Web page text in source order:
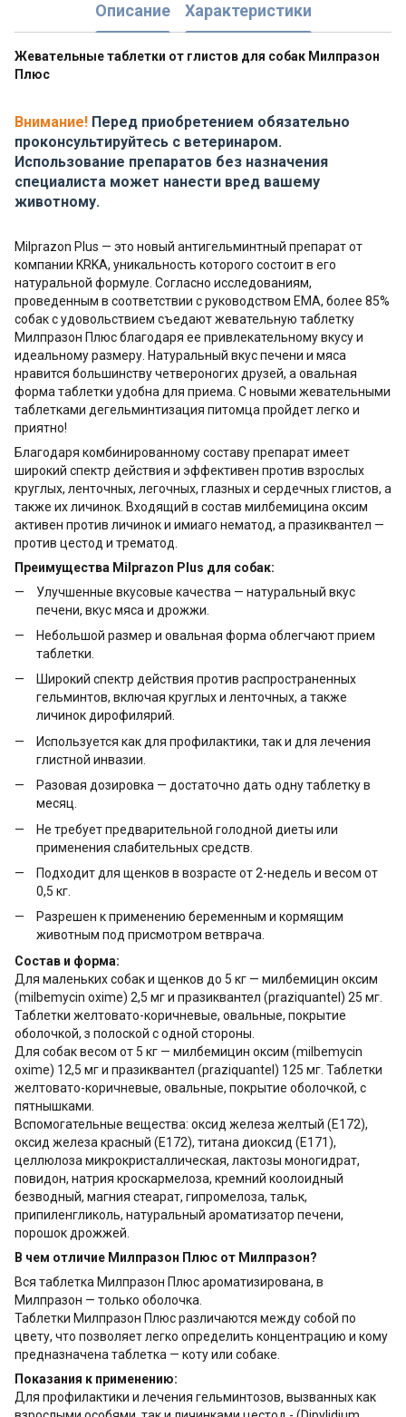
Описание Характеристики
Жевательные таблетки от глистов для собак Милпразон
Плюс
Внимание! Перед приобретением обязательно
проконсультируйтесь с ветеринаром.
Использование препаратов без назначения
специалиста может нанести вред вашему
животному.
Milprazon Plus — это новый антигельминтный препарат от
компании KRKA, уникальность которого состоит в его
натуральной формуле. Согласно исследованиям,
проведенным в соответствии с руководством EMA, более 85%
собак с удовольствием съедают жевательную таблетку
Милпразон Плюс благодаря ее привлекательному вкусу и
идеальному размеру. Натуральный вкус печени и мяса
нравится большинству четвероногих друзей, а овальная
форма таблетки удобна для приема. С новыми жевательными
таблетками дегельминтизация питомца пройдет легко и
приятно!
Благодаря комбинированному составу препарат имеет
широкий спектр действия и эффективен против взрослых
круглых, ленточных, легочных, глазных и сердечных глистов, а
также их личинок. Входящий в состав милбемицина оксим
активен против личинок и имиаго нематод, а празиквантел —
против цестод и трематод.
Преимущества Milprazon Plus для собак:
Улучшенные вкусовые качества — натуральный вкус
печени, вкус мяса и дрожжи.
Небольшой размер и овальная форма облегчают прием
таблетки.
Широкий спектр действия против распространенных
гельминтов, включая круглых и ленточных, а также
личинок дирофилярий.
Используется как для профилактики, так и для лечения
глистной инвазии.
Разовая дозировка — достаточно дать одну таблетку в
месяц.
Не требует предварительной голодной диеты или
применения слабительных средств.
Подходит для щенков в возрасте от 2-недель и весом от
0,5 кг.
Разрешен к применению беременным и кормящим
животным под присмотром ветврача.
Состав и форма:
Для маленьких собак и щенков до 5 кг — милбемицин оксим
(milbemycin oxime) 2,5 мг и празиквантел (praziquantel) 25 мг.
Таблетки желтовато-коричневые, овальные, покрытие
оболочкой, з полоской с одной стороны.
Для собак весом от 5 кг — милбемицин оксим (milbemycin
oxime) 12,5 мг и празиквантел (praziquantel) 125 мг. Таблетки
желтовато-коричневые, овальные, покрытие оболочкой, с
пятнышками.
Вспомогательные вещества: оксид железа желтый (Е172),
оксид железа красный (Е172), титана диоксид (Е171),
целлюлоза микрокристаллическая, лактозы моногидрат,
повидон, натрия кроскармелоза, кремний коолоидный
безводный, магния стеарат, гипромелоза, тальк,
припиленгликоль, натуральный ароматизатор печени,
порошок дрожжей.
В чем отличие Милпразон Плюс от Милпразон?
Вся таблетка Милпразон Плюс ароматизирована, в
Милпразон — только оболочка.
Таблетки Милпразон Плюс различаются между собой по
цвету, что позволяет легко определить концентрацию и кому
предназначена таблетка — коту или собаке.
Показания к применению:
Для профилактики и лечения гельминтозов, вызванных как